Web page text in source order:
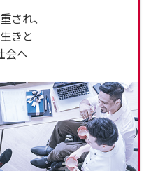
され、
きと
会へ